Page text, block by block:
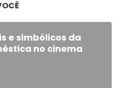
e simbólicos da
no cinema